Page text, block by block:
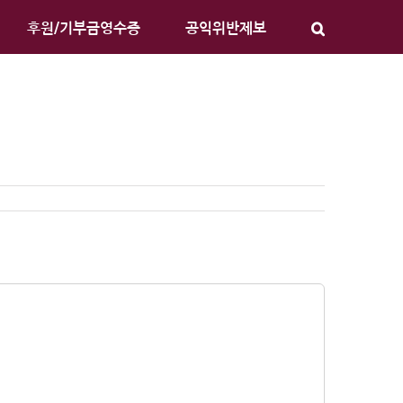
후원/기부금영수증 공익위반제보